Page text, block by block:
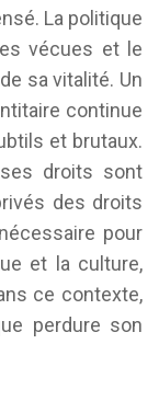
La politique
vécues et le
sa vitalité. Un
continue
et brutaux.
droits sont
des droits
pour
et la culture,
ce contexte,
perdure son